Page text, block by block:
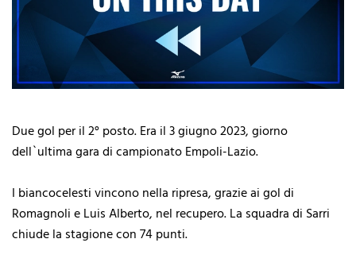
Due gol per il 2° posto. Era il 3 giugno 2023, giorno
dell`ultima gara di campionato Empoli-Lazio.
I biancocelesti vincono nella ripresa, grazie ai gol di
Romagnoli e Luis Alberto, nel recupero. La squadra di Sarri
chiude la stagione con 74 punti.